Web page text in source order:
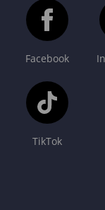
Facebook
TikTok